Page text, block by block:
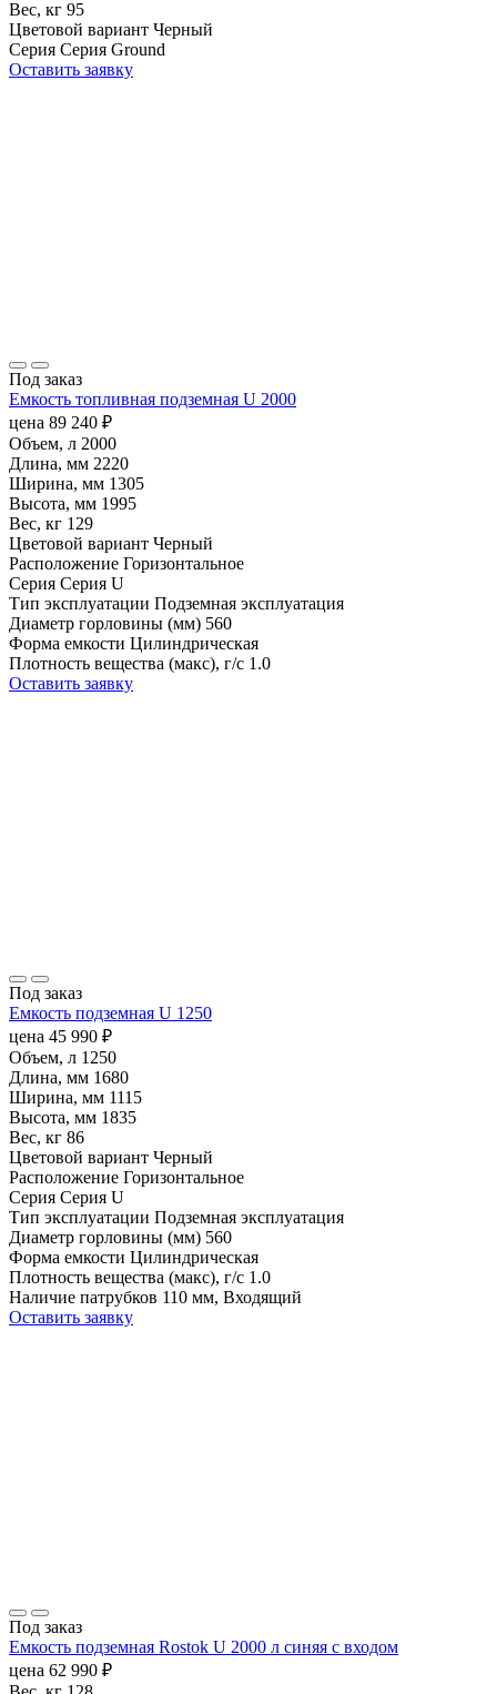
Вес, кг 95
Цветовой вариант Черный
Серия Серия Ground
Оставить заявку
Под заказ
Емкость топливная подземная U 2000
цена 89 240 ₽
Объем, л 2000
Длина, мм 2220
Ширина, мм 1305
Высота, мм 1995
Вес, кг 129
Цветовой вариант Черный
Расположение Горизонтальное
Серия Серия U
Тип эксплуатации Подземная эксплуатация
Диаметр горловины (мм) 560
Форма емкости Цилиндрическая
Плотность вещества (макс), г/с 1.0
Оставить заявку
Под заказ
Емкость подземная U 1250
цена 45 990 ₽
Объем, л 1250
Длина, мм 1680
Ширина, мм 1115
Высота, мм 1835
Вес, кг 86
Цветовой вариант Черный
Расположение Горизонтальное
Серия Серия U
Тип эксплуатации Подземная эксплуатация
Диаметр горловины (мм) 560
Форма емкости Цилиндрическая
Плотность вещества (макс), г/с 1.0
Наличие патрубков 110 мм, Входящий
Оставить заявку
Под заказ
Емкость подземная Rostok U 2000 л синяя с входом
цена 62 990 ₽